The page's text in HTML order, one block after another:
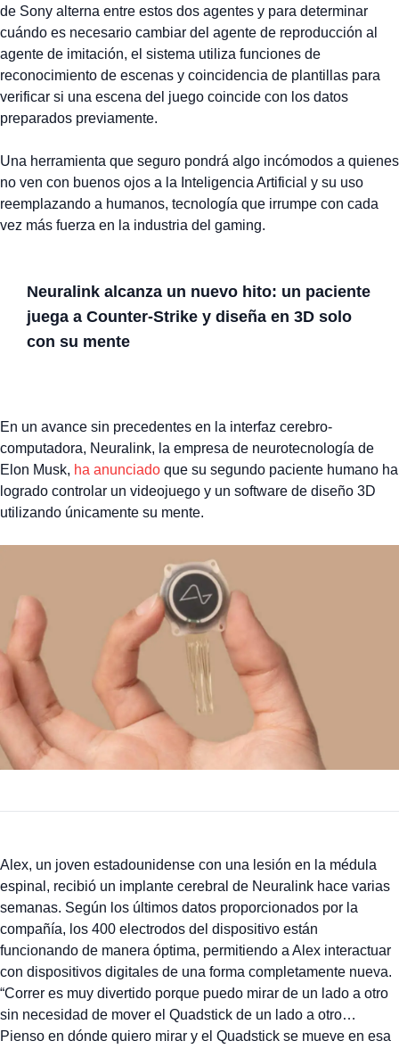
de Sony alterna entre estos dos agentes y para determinar
cuándo es necesario cambiar del agente de reproducción al
agente de imitación, el sistema utiliza funciones de
reconocimiento de escenas y coincidencia de plantillas para
verificar si una escena del juego coincide con los datos
preparados previamente.
Una herramienta que seguro pondrá algo incómodos a quienes
no ven con buenos ojos a la Inteligencia Artificial y su uso
reemplazando a humanos, tecnología que irrumpe con cada
vez más fuerza en la industria del gaming.
Neuralink alcanza un nuevo hito: un paciente
juega a Counter-Strike y diseña en 3D solo
con su mente
En un avance sin precedentes en la interfaz cerebro-
computadora, Neuralink, la empresa de neurotecnología de
Elon Musk, ha anunciado que su segundo paciente humano ha
logrado controlar un videojuego y un software de diseño 3D
utilizando únicamente su mente.
Alex, un joven estadounidense con una lesión en la médula
espinal, recibió un implante cerebral de Neuralink hace varias
semanas. Según los últimos datos proporcionados por la
compañía, los 400 electrodos del dispositivo están
funcionando de manera óptima, permitiendo a Alex interactuar
con dispositivos digitales de una forma completamente nueva.
“Correr es muy divertido porque puedo mirar de un lado a otro
sin necesidad de mover el Quadstick de un lado a otro…
Pienso en dónde quiero mirar y el Quadstick se mueve en esa